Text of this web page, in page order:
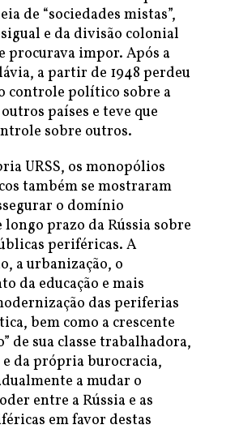
de “sociedades mistas”,
e da divisão colonial
procurava impor. Após a
a partir de 1948 perdeu
controle político sobre a
países e teve que
sobre outros.
URSS, os monopólios
também se mostraram
o domínio
prazo da Rússia sobre
periféricas. A
a urbanização, o
da educação e mais
das periferias
bem como a crescente
de sua classe trabalhadora,
da própria burocracia,
a mudar o
entre a Rússia e as
em favor destas